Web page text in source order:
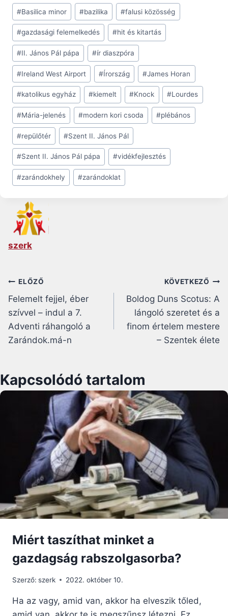
Post
Tags:
#Basilica minor #bazilika #falusi közösség
#gazdasági felemelkedés #hit és kitartás
#II. János Pál pápa #ír diaszpóra
#Ireland West Airport #Írország #James Horan
#katolikus egyház #kiemelt #Knock #Lourdes
#Mária-jelenés #modern kori csoda #plébános
#repülőtér #Szent II. János Pál
#Szent II. János Pál pápa #vidékfejlesztés
#zarándokhely #zarándoklat
szerk
Bejegyzés
navigáció
ELŐZŐ
Felemelt fejjel, éber
szívvel – indul a 7.
Adventi ráhangoló a
Zarándok.má-n
KÖVETKEZŐ
Boldog Duns Scotus: A
lángoló szeretet és a
finom értelem mestere
– Szentek élete
Kapcsolódó tartalom
Miért taszíthat minket a
gazdagság rabszolgasorba?
Szerző: szerk 2022. október 10.
Ha az vagy, amid van, akkor ha elveszik tőled,